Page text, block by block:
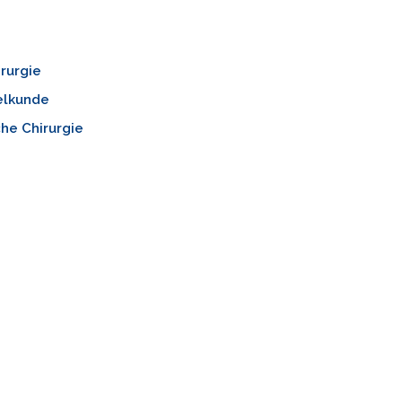
Chirurgie